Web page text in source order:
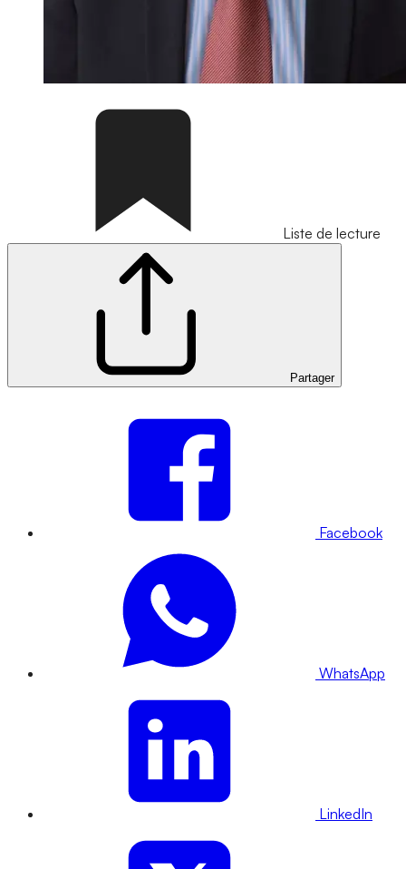
Liste de lecture
Partager
Facebook
WhatsApp
LinkedIn